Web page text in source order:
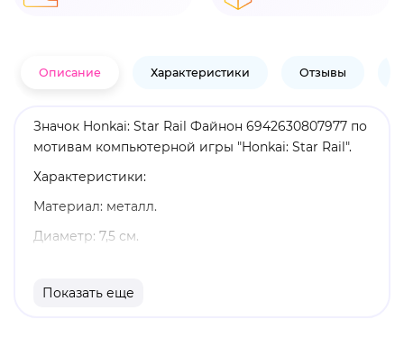
Описание Характеристики Отзывы
Значок Honkai: Star Rail Файнон 6942630807977 по
мотивам компьютерной игры "Honkai: Star Rail".
Характеристики:
Материал: металл.
Диаметр: 7,5 см.
продукт.
Показать еще